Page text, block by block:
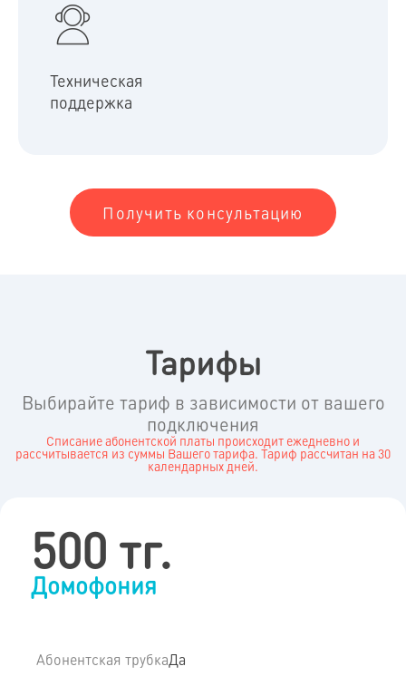
Техническая
поддержка
Получить консультацию
Тарифы
Выбирайте тариф в зависимости от вашего
подключения
Списание абонентской платы происходит ежедневно и
рассчитывается из суммы Вашего тарифа. Тариф рассчитан на 30
календарных дней.
500 тг.
Домофония
Абонентская трубкаДа